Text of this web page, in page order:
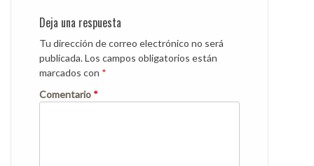
Deja una respuesta
Tu dirección de correo electrónico no será
publicada.Los campos obligatorios están
marcados con *
Comentario *